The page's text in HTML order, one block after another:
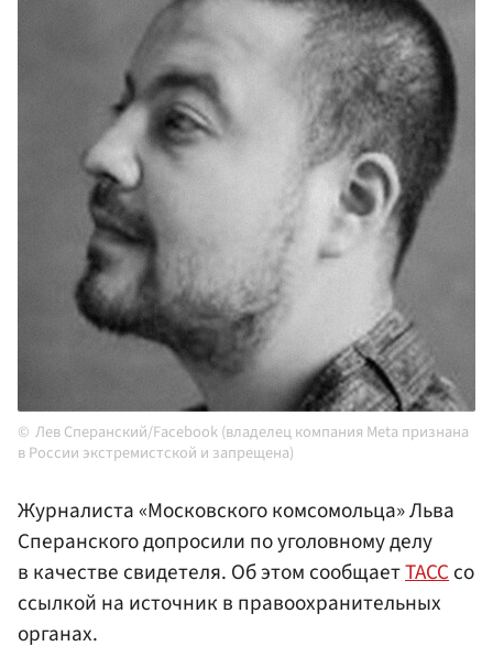
Лев Сперанский/Facebook (владелец компания Meta признана
в России экстремистской и запрещена)
Журналиста «Московского комсомольца» Льва
Сперанского допросили по уголовному делу
в качестве свидетеля. Об этом сообщаетТАССсо
ссылкой на источник в правоохранительных
органах.